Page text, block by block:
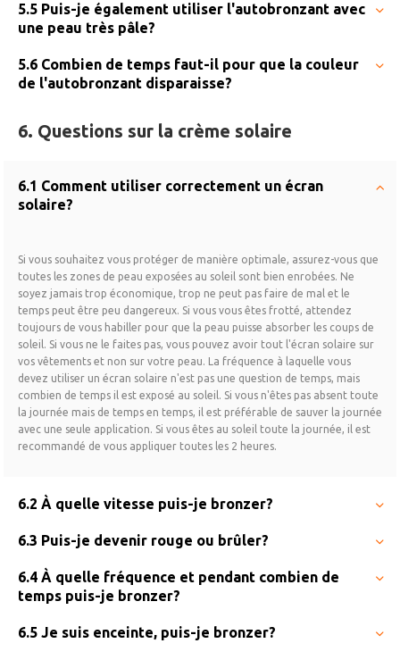
5.5 Puis-je également utiliser l'autobronzant avec
une peau très pâle?
5.6 Combien de temps faut-il pour que la couleur
de l'autobronzant disparaisse?
6. Questions sur la crème solaire
6.1 Comment utiliser correctement un écran
solaire?
Si vous souhaitez vous protéger de manière optimale, assurez-vous que
toutes les zones de peau exposées au soleil sont bien enrobées. Ne
soyez jamais trop économique, trop ne peut pas faire de mal et le
temps peut être peu dangereux. Si vous vous êtes frotté, attendez
toujours de vous habiller pour que la peau puisse absorber les coups de
soleil. Si vous ne le faites pas, vous pouvez avoir tout l'écran solaire sur
vos vêtements et non sur votre peau. La fréquence à laquelle vous
devez utiliser un écran solaire n'est pas une question de temps, mais
combien de temps il est exposé au soleil. Si vous n'êtes pas absent toute
la journée mais de temps en temps, il est préférable de sauver la journée
avec une seule application. Si vous êtes au soleil toute la journée, il est
recommandé de vous appliquer toutes les 2 heures.
6.2 À quelle vitesse puis-je bronzer?
6.3 Puis-je devenir rouge ou brûler?
6.4 À quelle fréquence et pendant combien de
temps puis-je bronzer?
6.5 Je suis enceinte, puis-je bronzer?